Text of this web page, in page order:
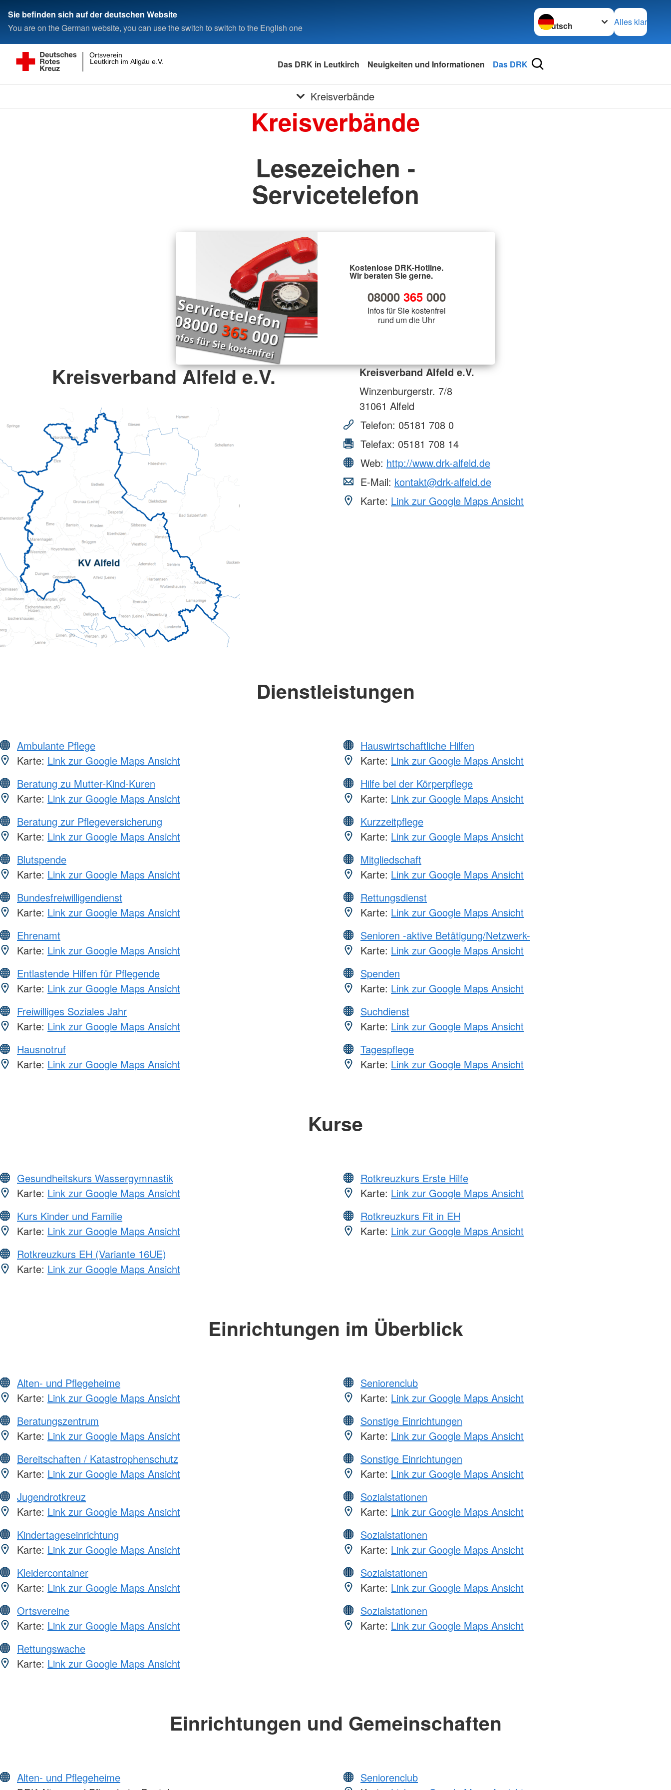
Sie befinden sich auf der deutschen Website
You are on the German website, you can use the switch to switch to the English one
Sprache wechseln zu
Alles klar
Leutkirch im Allgäu e.V.
Ortsverein
Das DRK in Leutkirch Neuigkeiten und Informationen Das DRK
Kreisverbände
Kreisverbände
Lesezeichen -
Servicetelefon
Kostenlose DRK-Hotline.
Wir beraten Sie gerne.
08000 365000
Infos für Sie kostenfrei
rund um die Uhr
Kreisverband Alfeld e.V.
Kreisverband Alfeld e.V.
Winzenburgerstr. 7/8
31061 Alfeld
Telefon: 05181 708 0
Telefax: 05181 708 14
Web: http://www.drk-alfeld.de
E-Mail: kontakt@drk-alfeld.de
Karte: Link zur Google Maps Ansicht
Dienstleistungen
Ambulante Pflege
Karte: Link zur Google Maps Ansicht
Beratung zu Mutter-Kind-Kuren
Karte: Link zur Google Maps Ansicht
Beratung zur Pflegeversicherung
Karte: Link zur Google Maps Ansicht
Blutspende
Karte: Link zur Google Maps Ansicht
Bundesfreiwilligendienst
Karte: Link zur Google Maps Ansicht
Ehrenamt
Karte: Link zur Google Maps Ansicht
Entlastende Hilfen für Pflegende
Karte: Link zur Google Maps Ansicht
Freiwilliges Soziales Jahr
Karte: Link zur Google Maps Ansicht
Hausnotruf
Karte: Link zur Google Maps Ansicht
Hauswirtschaftliche Hilfen
Karte: Link zur Google Maps Ansicht
Hilfe bei der Körperpflege
Karte: Link zur Google Maps Ansicht
Kurzzeitpflege
Karte: Link zur Google Maps Ansicht
Mitgliedschaft
Karte: Link zur Google Maps Ansicht
Rettungsdienst
Karte: Link zur Google Maps Ansicht
Senioren -aktive Betätigung/Netzwerk-
Karte: Link zur Google Maps Ansicht
Spenden
Karte: Link zur Google Maps Ansicht
Suchdienst
Karte: Link zur Google Maps Ansicht
Tagespflege
Karte: Link zur Google Maps Ansicht
Kurse
Gesundheitskurs Wassergymnastik
Karte: Link zur Google Maps Ansicht
Kurs Kinder und Familie
Karte: Link zur Google Maps Ansicht
Rotkreuzkurs EH (Variante 16UE)
Karte: Link zur Google Maps Ansicht
Rotkreuzkurs Erste Hilfe
Karte: Link zur Google Maps Ansicht
Rotkreuzkurs Fit in EH
Karte: Link zur Google Maps Ansicht
Einrichtungen im Überblick
Alten- und Pflegeheime
Karte: Link zur Google Maps Ansicht
Beratungszentrum
Karte: Link zur Google Maps Ansicht
Bereitschaften / Katastrophenschutz
Karte: Link zur Google Maps Ansicht
Jugendrotkreuz
Karte: Link zur Google Maps Ansicht
Kindertageseinrichtung
Karte: Link zur Google Maps Ansicht
Kleidercontainer
Karte: Link zur Google Maps Ansicht
Ortsvereine
Karte: Link zur Google Maps Ansicht
Rettungswache
Karte: Link zur Google Maps Ansicht
Seniorenclub
Karte: Link zur Google Maps Ansicht
Sonstige Einrichtungen
Karte: Link zur Google Maps Ansicht
Sonstige Einrichtungen
Karte: Link zur Google Maps Ansicht
Sozialstationen
Karte: Link zur Google Maps Ansicht
Sozialstationen
Karte: Link zur Google Maps Ansicht
Sozialstationen
Karte: Link zur Google Maps Ansicht
Sozialstationen
Karte: Link zur Google Maps Ansicht
Einrichtungen und Gemeinschaften
Alten- und Pflegeheime
Seniorenclub